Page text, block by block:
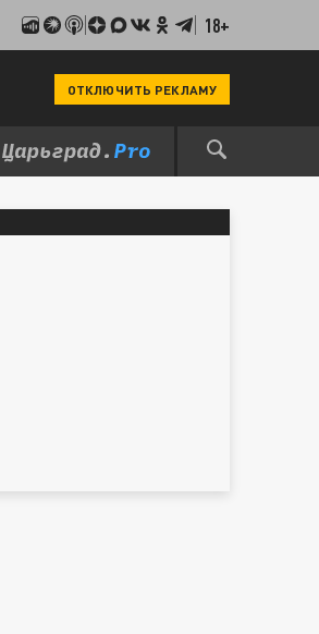
18+
ОТКЛЮЧИТЬ РЕКЛАМУ